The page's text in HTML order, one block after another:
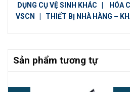
DỤNG CỤ VỆ SINH KHÁC
HÓA
VSCN
THIẾT BỊ NHÀ HÀNG –
Sản phẩm tương tự